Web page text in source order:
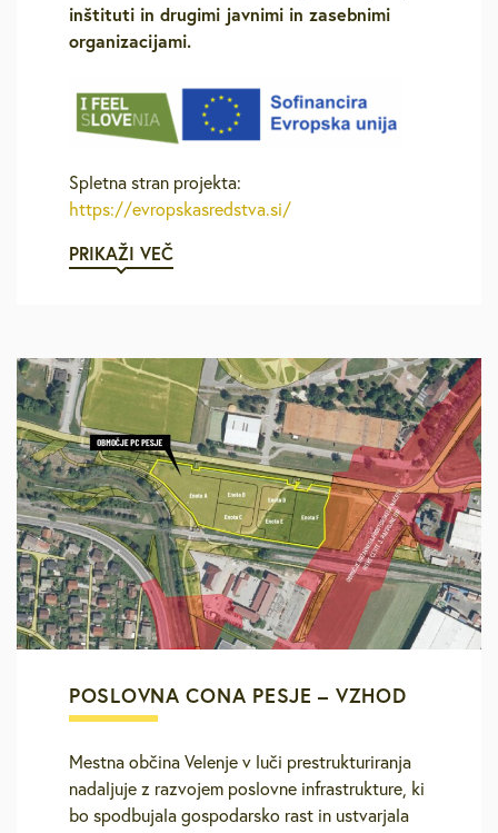
inštituti in drugimi javnimi in zasebnimi
organizacijami.
Spletna stran projekta:
https://evropskasredstva.si/
PRIKAŽI VEČ
POSLOVNA CONA PESJE – VZHOD
Mestna občina Velenje v luči prestrukturiranja
nadaljuje z razvojem poslovne infrastrukture, ki
bo spodbujala gospodarsko rast in ustvarjala